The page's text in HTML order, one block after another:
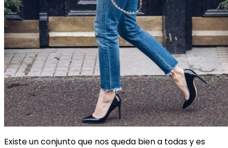
Existe un conjunto que nos queda bien a todas y es